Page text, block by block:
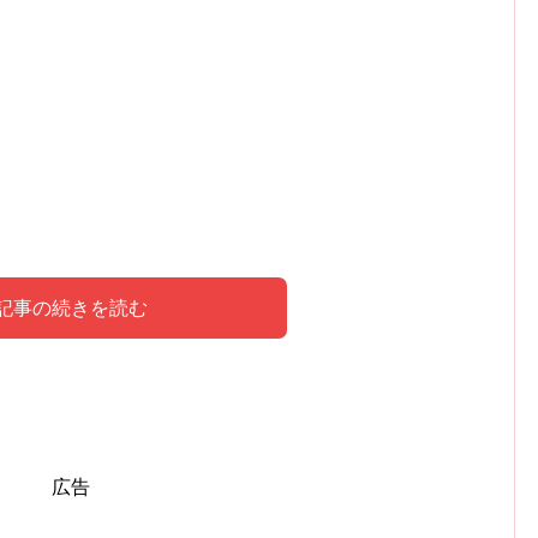
事の続きを読む
に占われた内容はこちら！
広告